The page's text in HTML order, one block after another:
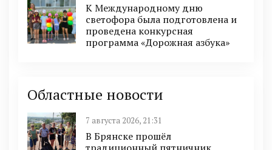
К Международному дню
светофора была подготовлена и
проведена конкурсная
программа «Дорожная азбука»
Областные новости
7 августа 2026, 21:31
В Брянске прошёл